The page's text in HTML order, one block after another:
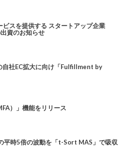
ビスを提供する スタートアップ企業
資のお知らせ
社EC拡大に向け「Fulfillment by
）」機能をリリース
平時5倍の波動を「t-Sort MAS」で吸収